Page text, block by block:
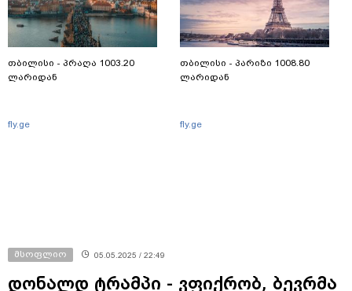
თბილისი - პრაღა 1003.20
ლარიდან
fly.ge
თბილისი - პარიზი 1008.80
ლარიდან
fly.ge
მსოფლიო 05.05.2025 / 22:49
დონალდ ტრამპი - ვფიქრობ, ბევრმა